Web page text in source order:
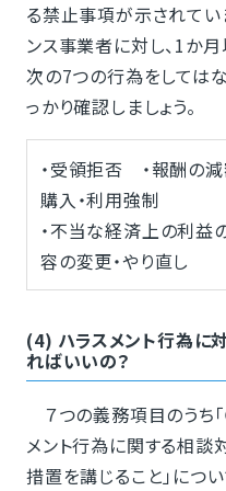
る禁止事項が示されてい
ンス事業者に対し、1か
次の7つの行為をしては
っかり確認しましょう。
・受領拒否 ・報酬の
購入・利用強制
・不当な経済上の利
容の変更・やり直し
(4) ハラスメント行為に
ればいいの？
７つの義務項目のうち
メント行為に関する相
措置を講じること」につ